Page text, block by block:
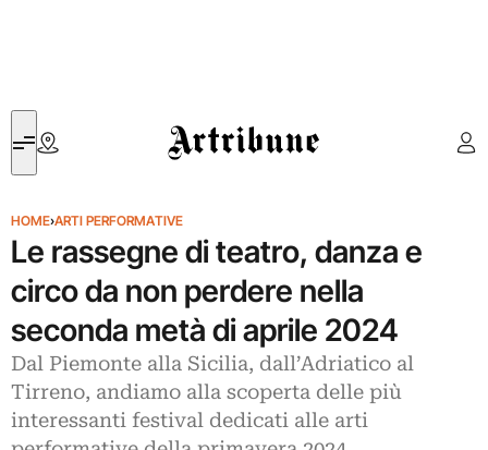
Artribune
HOME›ARTI PERFORMATIVE
Le rassegne di teatro, danza e
circo da non perdere nella
seconda metà di aprile 2024
Dal Piemonte alla Sicilia, dall’Adriatico al
Tirreno, andiamo alla scoperta delle più
interessanti festival dedicati alle arti